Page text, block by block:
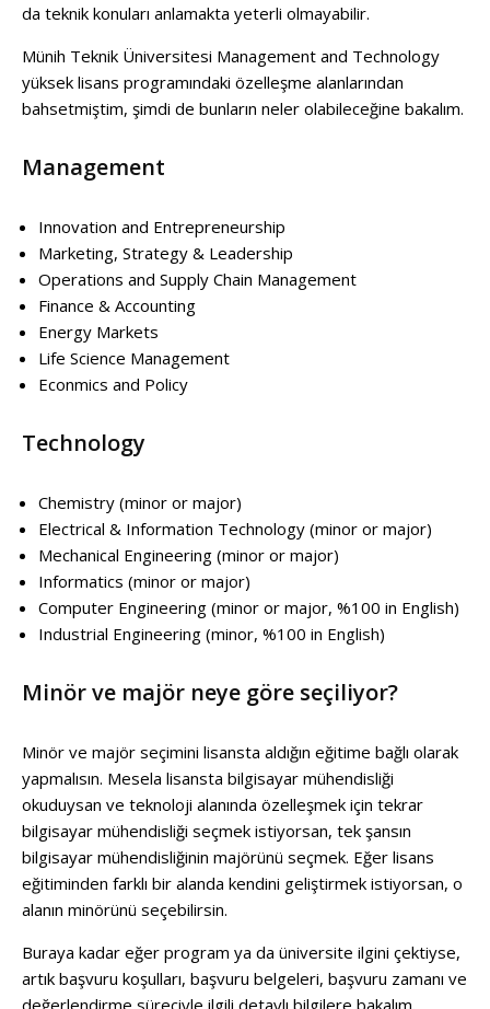
da teknik konuları anlamakta yeterli olmayabilir.
Münih Teknik Üniversitesi Management and Technology
yüksek lisans programındaki özelleşme alanlarından
bahsetmiştim, şimdi de bunların neler olabileceğine bakalım.
Management
Innovation and Entrepreneurship
Marketing, Strategy & Leadership
Operations and Supply Chain Management
Finance & Accounting
Energy Markets
Life Science Management
Econmics and Policy
Technology
Chemistry (minor or major)
Electrical & Information Technology (minor or major)
Mechanical Engineering (minor or major)
Informatics (minor or major)
Computer Engineering (minor or major, %100 in English)
Industrial Engineering (minor, %100 in English)
Minör ve majör neye göre seçiliyor?
Minör ve majör seçimini lisansta aldığın eğitime bağlı olarak
yapmalısın. Mesela lisansta bilgisayar mühendisliği
okuduysan ve teknoloji alanında özelleşmek için tekrar
bilgisayar mühendisliği seçmek istiyorsan, tek şansın
bilgisayar mühendisliğinin majörünü seçmek. Eğer lisans
eğitiminden farklı bir alanda kendini geliştirmek istiyorsan, o
alanın minörünü seçebilirsin.
Buraya kadar eğer program ya da üniversite ilgini çektiyse,
artık başvuru koşulları, başvuru belgeleri, başvuru zamanı ve
değerlendirme süreciyle ilgili detaylı bilgilere bakalım.